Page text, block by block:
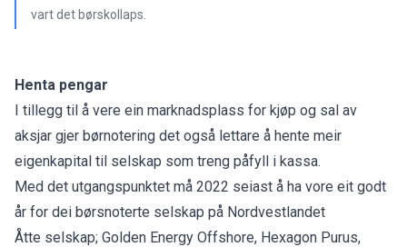
vart det børskollaps.
Henta pengar
I tillegg til å vere ein marknadsplass for kjøp og sal av
aksjar gjer børnotering det også lettare å hente meir
eigenkapital til selskap som treng påfyll i kassa.
Med det utgangspunktet må 2022 seiast å ha vore eit godt
år for dei børsnoterte selskap på Nordvestlandet
Åtte selskap; Golden Energy Offshore, Hexagon Purus,